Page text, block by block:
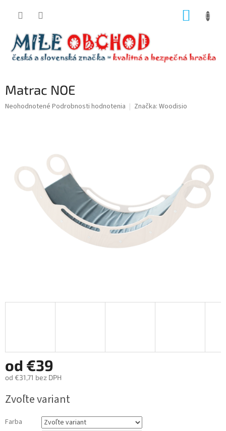
Matrac NOE
Priemerné
hviezdičiek.
Neohodnotené Podrobnosti hodnotenia Značka: Woodisio
od €39
od €31,71 bez DPH
cena:
Zvoľte variant
Farba